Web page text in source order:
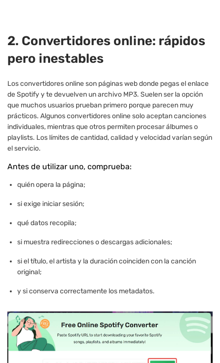
2. Convertidores online: rápidos
pero inestables
Los convertidores online son páginas web donde pegas el enlace
de Spotify y te devuelven un archivo MP3. Suelen ser la opción
que muchos usuarios prueban primero porque parecen muy
prácticos. Algunos convertidores online solo aceptan canciones
individuales, mientras que otros permiten procesar álbumes o
playlists. Los límites de cantidad, calidad y velocidad varían según
el servicio.
Antes de utilizar uno, comprueba:
quién opera la página;
si exige iniciar sesión;
qué datos recopila;
si muestra redirecciones o descargas adicionales;
si el título, el artista y la duración coinciden con la canción
original;
y si conserva correctamente los metadatos.